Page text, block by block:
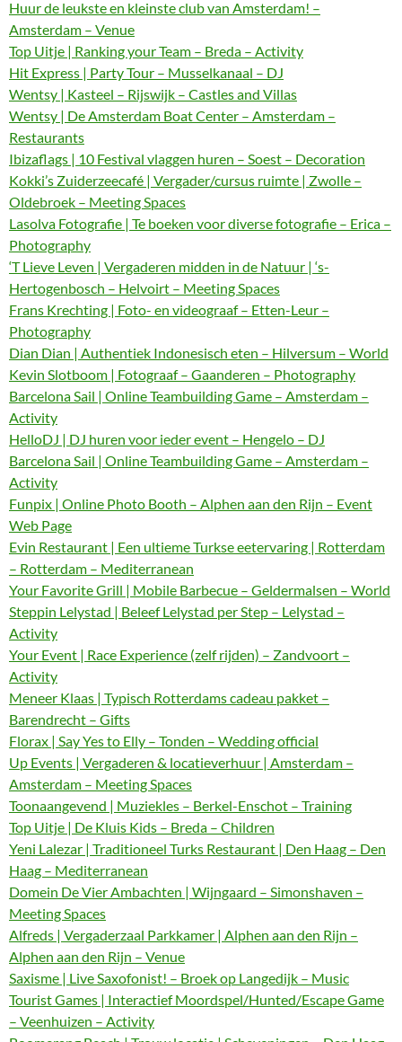
Huur de leukste en kleinste club van Amsterdam! –
Amsterdam – Venue
Top Uitje | Ranking your Team – Breda – Activity
Hit Express | Party Tour – Musselkanaal – DJ
Wentsy | Kasteel – Rijswijk – Castles and Villas
Wentsy | De Amsterdam Boat Center – Amsterdam –
Restaurants
Ibizaflags | 10 Festival vlaggen huren – Soest – Decoration
Kokki’s Zuiderzeecafé | Vergader/cursus ruimte | Zwolle –
Oldebroek – Meeting Spaces
Lasolva Fotografie | Te boeken voor diverse fotografie – Erica –
Photography
‘T Lieve Leven | Vergaderen midden in de Natuur | ‘s-
Hertogenbosch – Helvoirt – Meeting Spaces
Frans Krechting | Foto- en videograaf – Etten-Leur –
Photography
Dian Dian | Authentiek Indonesisch eten – Hilversum – World
Kevin Slotboom | Fotograaf – Gaanderen – Photography
Barcelona Sail | Online Teambuilding Game – Amsterdam –
Activity
HelloDJ | DJ huren voor ieder event – Hengelo – DJ
Barcelona Sail | Online Teambuilding Game – Amsterdam –
Activity
Funpix | Online Photo Booth – Alphen aan den Rijn – Event
Web Page
Evin Restaurant | Een ultieme Turkse eetervaring | Rotterdam
– Rotterdam – Mediterranean
Your Favorite Grill | Mobile Barbecue – Geldermalsen – World
Steppin Lelystad | Beleef Lelystad per Step – Lelystad –
Activity
Your Event | Race Experience (zelf rijden) – Zandvoort –
Activity
Meneer Klaas | Typisch Rotterdams cadeau pakket –
Barendrecht – Gifts
Florax | Say Yes to Elly – Tonden – Wedding official
Up Events | Vergaderen & locatieverhuur | Amsterdam –
Amsterdam – Meeting Spaces
Toonaangevend | Muziekles – Berkel-Enschot – Training
Top Uitje | De Kluis Kids – Breda – Children
Yeni Lalezar | Traditioneel Turks Restaurant | Den Haag – Den
Haag – Mediterranean
Domein De Vier Ambachten | Wijngaard – Simonshaven –
Meeting Spaces
Alfreds | Vergaderzaal Parkkamer | Alphen aan den Rijn –
Alphen aan den Rijn – Venue
Saxisme | Live Saxofonist! – Broek op Langedijk – Music
Tourist Games | Interactief Moordspel/Hunted/Escape Game
– Veenhuizen – Activity